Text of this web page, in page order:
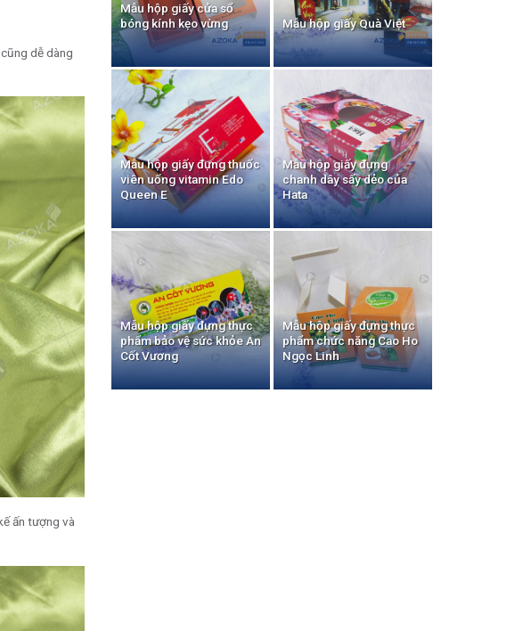
Mẫu hộp giấy cửa sổ
bóng kính kẹo vừng
Mẫu hộp giấy Quà Việt
Mẫu hộp giấy đựng thuốc
viên uống vitamin Edo
Queen E
Mẫu hộp giấy đựng
chanh dây sấy dẻo của
Hata
Mẫu hộp giấy đựng thực
phẩm bảo vệ sức khỏe An
Cốt Vương
Mẫu hộp giấy đựng thực
phẩm chức năng Cao Ho
Ngọc Linh
dễ dàng
ấn tượng và